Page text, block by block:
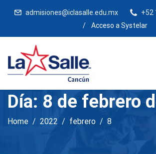
admisiones@iclasalle.edu.mx
+52
/
Acceso a Systelar
Día: 8 de febrero
Home 2022 febrero 8